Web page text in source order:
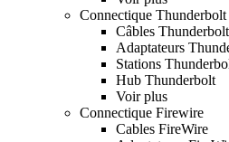
Connectique Thunderbolt
Câbles Thunderbolt
Adaptateurs
Stations
Hub Thunderbolt
Voir plus
Connectique Firewire
Cables FireWire